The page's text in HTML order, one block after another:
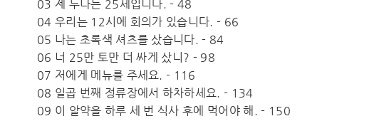
03 제 누나는 25세입니다. - 48
04 우리는 12시에 회의가 있습니다. - 66
05 나는 초록색 셔츠를 샀습니다. - 84
06 너 25만 토만 더 싸게 샀니? - 98
07 저에게 메뉴를 주세요. - 116
08 일곱 번째 정류장에서 하차하세요. - 134
09 이 알약을 하루 세 번 식사 후에 먹어야 해. - 150